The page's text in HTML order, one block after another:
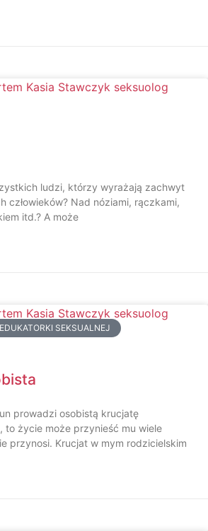
ludzi, którzy wyrażają zachwyt
człowieków? Nad nóziami, rączkami,
itd.? A może
SEKSUALNEJ
prowadzi osobistą krucjatę
to życie może przynieść mu wiele
przynosi. Krucjat w mym rodzicielskim